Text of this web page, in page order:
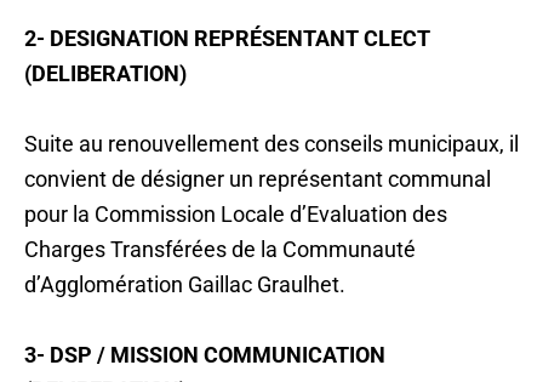
2- DESIGNATION REPRÉSENTANT CLECT
(DELIBERATION)
Suite au renouvellement des conseils municipaux, il
convient de désigner un représentant communal
pour la Commission Locale d’Evaluation des
Charges Transférées de la Communauté
d’Agglomération Gaillac Graulhet.
3- DSP / MISSION COMMUNICATION